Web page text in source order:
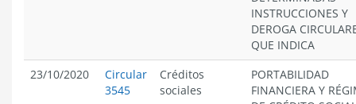
INSTRUCCIONES Y
DEROGA
QUE INDICA
23/10/2020
Circular
3545
Créditos
sociales
PORTABILIDAD
FINANCIERA Y